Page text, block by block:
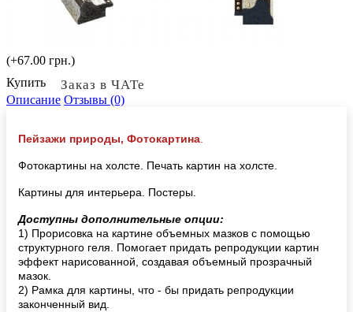
(+67.00 грн.)
Купить
Заказ в ЧАТе
Описание Отзывы (0)
Пейзажи природы, Фотокартина
Фотокартины на холсте. Печать картин на холсте.
Картины для интерьера. Постеры.
Доступны дополнительные опции:
1) Прорисовка на картине объемных мазков с помощью
структурного геля. Помогает придать репродукции картин
эффект нарисованной, создавая объемный прозрачный
мазок.
2) Рамка для картины, что - бы придать репродукции
законченный вид.